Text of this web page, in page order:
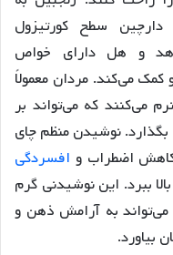
سطح کورتیزول
و هل دارای خواص
می‌کند. مردان معمولاً
می‌کنند که می‌تواند بر
نوشیدن منظم چای
کاهش اضطراب و افسردگی
ببرد. این نوشیدنی گرم
می‌تواند به آرامش ذهن و
بیاورد.